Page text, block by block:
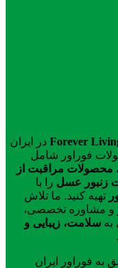
Forever در ایران
فوراور شامل
محصولات مراقبت از
زنبور عسل را با
تهیه کنید. ما تلاش
و مشاوره تخصصی،
به سلامت، زیبایی و
فوراور ایران